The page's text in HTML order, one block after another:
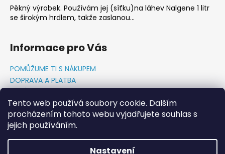
Tento web používá soubory cookie. Dalším
procházením tohoto webu vyjadřujete souhlas s
jejich používáním.
Nastavení
Pěkný výrobek. Používám jej (síťku)na láhev Nalgene 1 litr
se širokým hrdlem, takže zaslanou...
Informace pro Vás
POMŮŽUME TI S NÁKUPEM
DOPRAVA A PLATBA
GDPR PODMÍNKY
Napište nám
KONTAKTY